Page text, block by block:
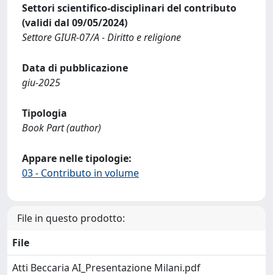
Settori scientifico-disciplinari del contributo
(validi dal 09/05/2024)
Settore GIUR-07/A - Diritto e religione
Data di pubblicazione
giu-2025
Tipologia
Book Part (author)
Appare nelle tipologie:
03 - Contributo in volume
File in questo prodotto:
File
Atti Beccaria AI_Presentazione Milani.pdf